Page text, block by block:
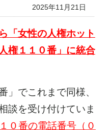
2025年11月21日
「女性の人権ホット
権１１０番」に統合
」でこれまで同様、
談を受け付けていま
０番の電話番号（０